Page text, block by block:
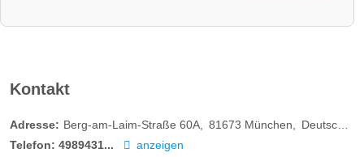
Kontakt
Adresse: Berg-am-Laim-Straße 60A 81673 München
Deutschland
Telefon: 4989431...
anzeigen